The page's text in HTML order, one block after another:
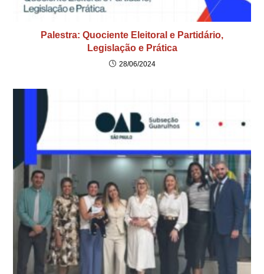
Palestra: Quociente Eleitoral e Partidário,
Legislação e Prática
28/06/2024